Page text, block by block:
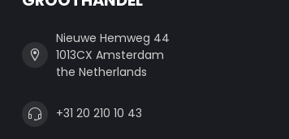
Nieuwe Hemweg 44
1013CX Amsterdam
the Netherlands
+31 20 210 10 43